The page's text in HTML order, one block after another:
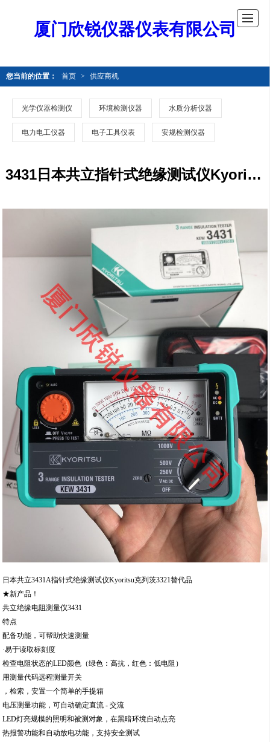
厦门欣锐仪器仪表有限公司
您当前的位置： 首页 > 供应商机
光学仪器检测仪 环境检测仪器 水质分析仪器
电力电工仪器 电子工具仪表 安规检测仪器
3431日本共立指针式绝缘测试仪Kyoritsu克列茨3321替代品
日本共立3431A指针式绝缘测试仪Kyoritsu克列茨3321替代品
★新产品！
共立绝缘电阻测量仪3431
特点
配备功能，可帮助快速测量
·易于读取标刻度
检查电阻状态的LED颜色（绿色：高抗，红色：低电阻）
用测量代码远程测量开关
，检索，安置一个简单的手提箱
电压测量功能，可自动确定直流 - 交流
LED灯亮规模的照明和被测对象，在黑暗环境自动点亮
热报警功能和自动放电功能，支持安全测试